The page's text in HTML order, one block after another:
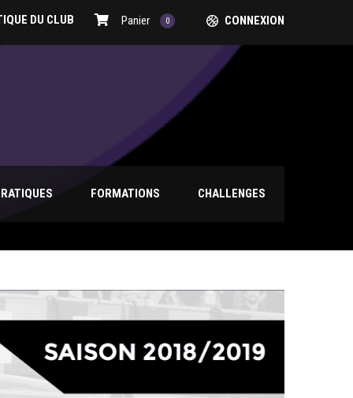
DU CLUB Panier 0 CONNEXION
FORMATIONS CHALLENGES